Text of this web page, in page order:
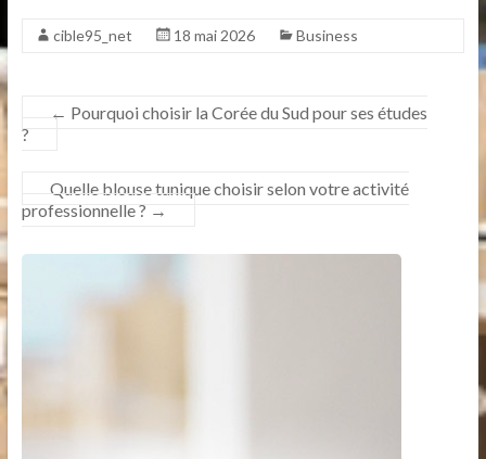
cible95_net 18 mai 2026 Business
← Pourquoi choisir la Corée du Sud pour ses études
?
Quelle blouse tunique choisir selon votre activité
professionnelle ? →